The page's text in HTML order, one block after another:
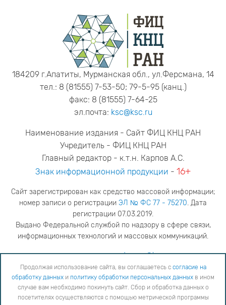
184209 г.Апатиты, Мурманская обл., ул.Ферсмана, 14
тел.: 8 (81555) 7-53-50; 79-5-95 (канц.)
факс: 8 (81555) 7-64-25
эл.почта: ksc@ksc.ru
Наименование издания - Сайт ФИЦ КНЦ РАН
Учредитель - ФИЦ КНЦ РАН
Главный редактор - к.т.н. Карпов А.С.
Знак информационной продукции - 16+
Сайт зарегистрирован как средство массовой информации;
номер записи о регистрации ЭЛ № ФС 77 - 75270. Дата
регистрации 07.03.2019.
Выдано Федеральной службой по надзору в сфере связи,
информационных технологий и массовых коммуникаций.
адрес редакцииya.stogova@ksc.ru
телефон редакции81555-79-516
Продолжая использование сайта, вы соглашаетесь с согласие на обработку данных
обработки персональных данных
в ином случае вам необходимо покинуть сайт. Сбор и обработка
данных о посетителях осуществляются с помощью метрической программы "Яндекс Метрика".
Продолжая использование сайта, вы соглашаетесь с согласие на
обработку данных и политику обработки персональных данных в ином
случае вам необходимо покинуть сайт. Сбор и обработка данных о
посетителях осуществляются с помощью метрической программы